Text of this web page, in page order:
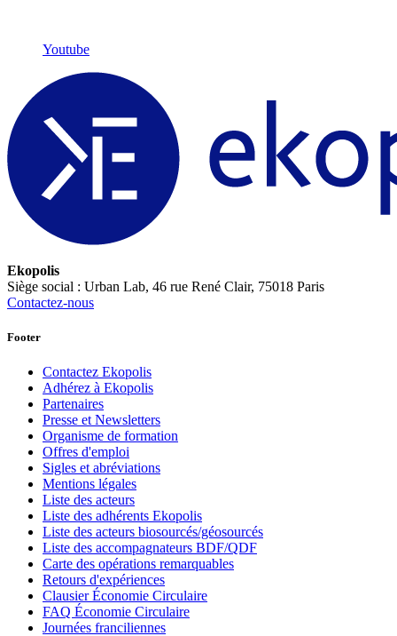
Youtube
Ekopolis
Siège social : Urban Lab, 46 rue René Clair, 75018 Paris
Contactez-nous
Footer
Contactez Ekopolis
Adhérez à Ekopolis
Partenaires
Presse et Newsletters
Organisme de formation
Offres d'emploi
Sigles et abréviations
Mentions légales
Liste des acteurs
Liste des adhérents Ekopolis
Liste des acteurs biosourcés/géosourcés
Liste des accompagnateurs BDF/QDF
Carte des opérations remarquables
Retours d'expériences
Clausier Économie Circulaire
FAQ Économie Circulaire
Journées franciliennes